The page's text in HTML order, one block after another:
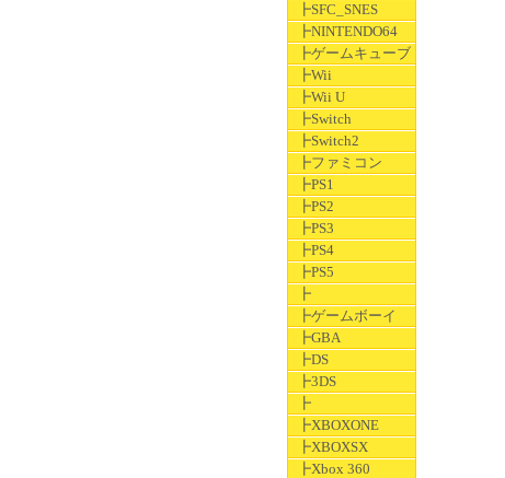
┣SFC_SNES
┣NINTENDO64
┣ゲームキューブ
┣Wii
┣Wii U
┣Switch
┣Switch2
┣ファミコン
┣PS1
┣PS2
┣PS3
┣PS4
┣PS5
┣
┣ゲームボーイ
┣GBA
┣DS
┣3DS
┣
┣XBOXONE
┣XBOXSX
┣Xbox 360